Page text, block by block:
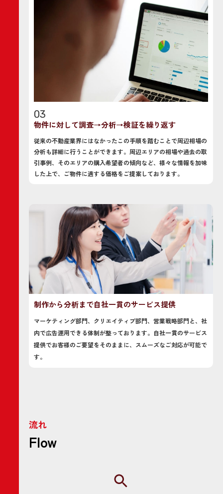
03
物件に対して調査→分析→検証を繰り返す
従来の不動産業界にはなかったこの手順を踏むことで周辺相場の
分析も詳細に行うことができます。周辺エリアの相場や過去の取
引事例、そのエリアの購入希望者の傾向など、様々な情報を加味
した上で、ご物件に適する価格をご提案しております。
制作から分析まで自社一貫のサービス提供
マーケティング部門、クリエイティブ部門、営業戦略部門と、社
内で広告運用できる体制が整っております。自社一貫のサービス
提供でお客様のご要望をそのままに、スムーズなご対応が可能で
す。
流れ
Flow